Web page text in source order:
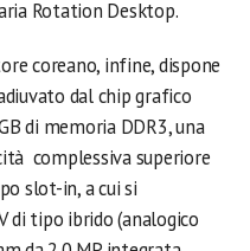
Rotation Desktop.
coreano, infine, dispone
dal chip grafico
di memoria DDR3, una
complessiva superiore
slot-in, a cui si
di tipo ibrido (analogico